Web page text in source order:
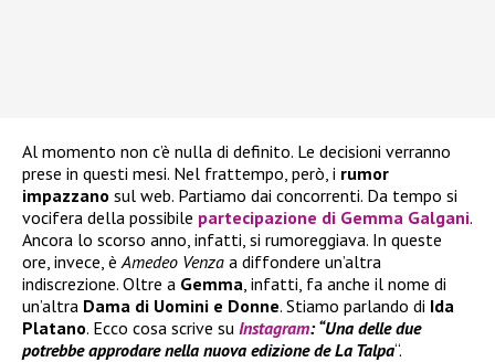
Al momento non c’è nulla di definito. Le decisioni verranno
prese in questi mesi. Nel frattempo, però, i rumor
impazzano sul web. Partiamo dai concorrenti. Da tempo si
vocifera della possibile partecipazione di Gemma Galgani.
Ancora lo scorso anno, infatti, si rumoreggiava. In queste
ore, invece, è Amedeo Venza a diffondere un’altra
indiscrezione. Oltre a Gemma , infatti, fa anche il nome di
un’altra Dama di Uomini e Donne. Stiamo parlando di Ida
Platano. Ecco cosa scrive su Instagram: “Una delle due
potrebbe approdare nella nuova edizione de La Talpa“.